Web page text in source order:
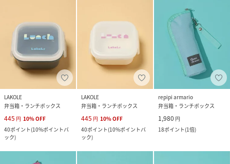
LAKOLE
弁当箱・ランチボックス
445 円 10%OFF
40ポイント(10%ポイントバ
ック)
LAKOLE
弁当箱・ランチボックス
445 円 10%OFF
40ポイント(10%ポイントバ
ック)
repipi armario
弁当箱・ランチボックス
1,980 円
18ポイント(1倍)